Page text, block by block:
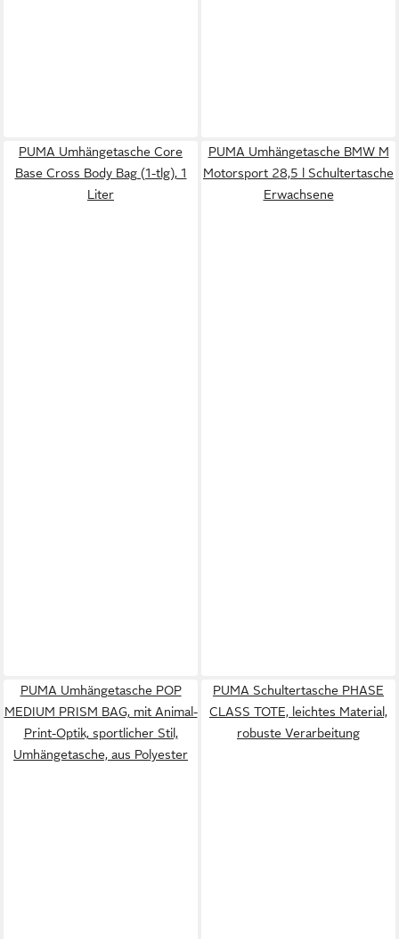
PUMA Umhängetasche Core
Base Cross Body Bag (1-tlg), 1
Liter
PUMA Umhängetasche BMW M
Motorsport 28,5 l Schultertasche
Erwachsene
PUMA Umhängetasche POP
MEDIUM PRISM BAG, mit Animal-
Print-Optik, sportlicher Stil,
Umhängetasche, aus Polyester
PUMA Schultertasche PHASE
CLASS TOTE, leichtes Material,
robuste Verarbeitung